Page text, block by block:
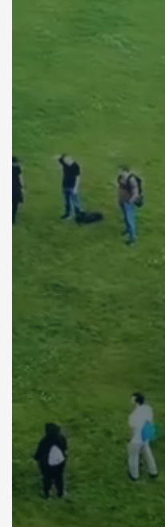
5
4
3
2
1
0
2
3
4
5
6
7
8
7
6
5
5
4
3
2
0
1
2
3